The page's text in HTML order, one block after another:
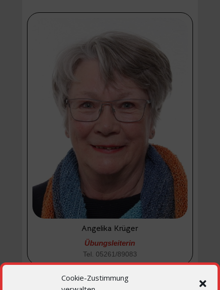
Cookie-Zustimmung
Angelika Krüger
Übungsleiterin
Tel. 05261/89083